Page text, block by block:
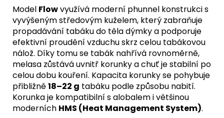
Model Flowvyužívá moderní phunnel konstrukci s
vyvýšeným středovým kuželem, který zabraňuje
propadávání tabáku do těla dýmky a podporuje
efektivní proudění vzduchu skrz celou tabákovou
nálož. Díky tomu se tabák nahřívá rovnoměrně,
melasa zůstává uvnitř korunky a chuť je stabilní po
celou dobu kouření. Kapacita korunky se pohybuje
přibližně18–22 g tabáku podle způsobu nabití.
Korunka je kompatibilní s alobalem i většinou
moderních HMS (Heat Management System).